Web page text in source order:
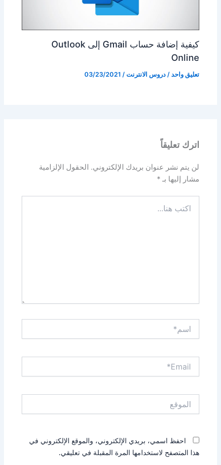
كيفية إضافة حساب Gmail إلى Outlook
Online
تعليق واحد /دروس الانترنت /
03/23/2021
اترك تعليقاً
لن يتم نشر عنوان بريدك الإلكتروني. الحقول الإلزامية
مشار إليها بـ*
هنا...
احفظ اسمي، بريدي الإلكتروني، والموقع الإلكتروني في
هذا المتصفح لاستخدامها المرة المقبلة في تعليقي.